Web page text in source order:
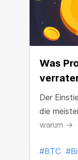
Was
Der
die
warum →
#BTC